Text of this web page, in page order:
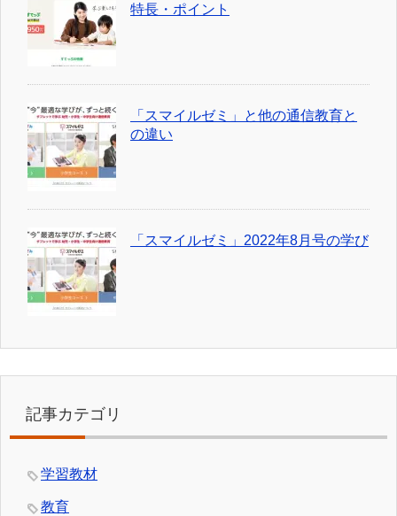
特長・ポイント
「スマイルゼミ」と他の通信教育と
の違い
「スマイルゼミ」2022年8月号の学び
記事カテゴリ
学習教材
教育